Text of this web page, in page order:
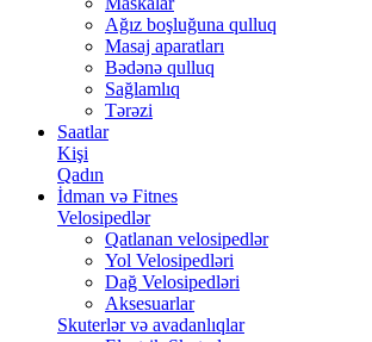
Ağız boşluğuna qulluq
Masaj aparatları
Bədənə qulluq
Sağlamlıq
Tərəzi
Saatlar
Kişi
Qadın
İdman və Fitnes
Velosipedlər
Qatlanan velosipedlər
Yol Velosipedləri
Dağ Velosipedləri
Aksesuarlar
Skuterlər və avadanlıqlar